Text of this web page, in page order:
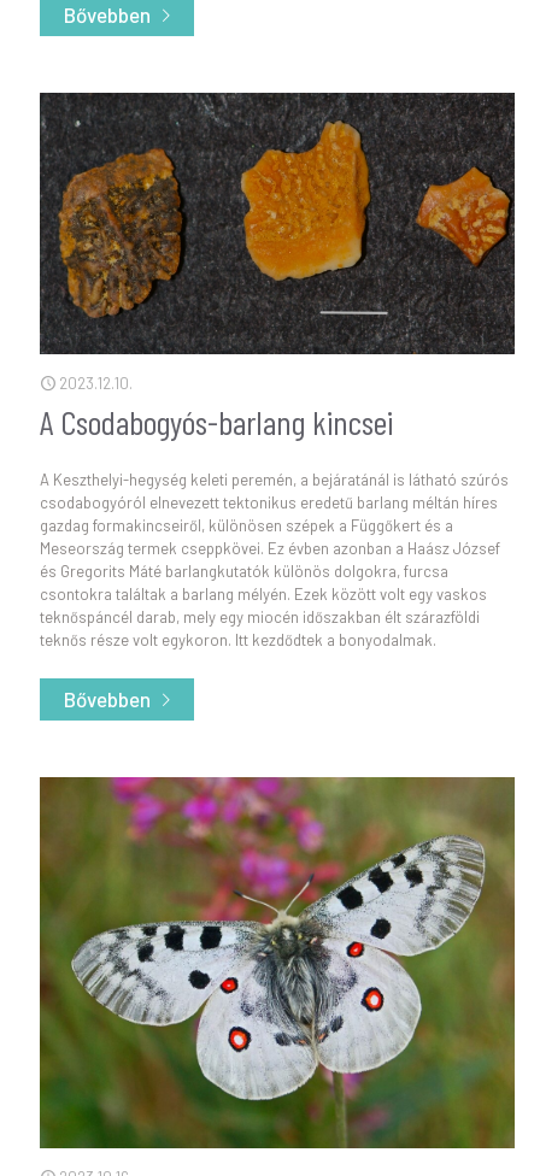
Bővebben
- Az 1956-os tűzvész túlélői a
2023.12.10.
A Csodabogyós-barlang kincsei
A Keszthelyi-hegység keleti peremén, a bejáratánál is látható szúrós
csodabogyóról elnevezett tektonikus eredetű barlang méltán híres
gazdag formakincseiről, különösen szépek a Függőkert és a
Meseország termek cseppkövei. Ez évben azonban a Haász József
és Gregorits Máté barlangkutatók különös dolgokra, furcsa
csontokra találtak a barlang mélyén. Ezek között volt egy vaskos
teknőspáncél darab, mely egy miocén időszakban élt szárazföldi
teknős része volt egykoron. Itt kezdődtek a bonyodalmak.
Bővebben
- A Csodabogyós-barlang kincsei